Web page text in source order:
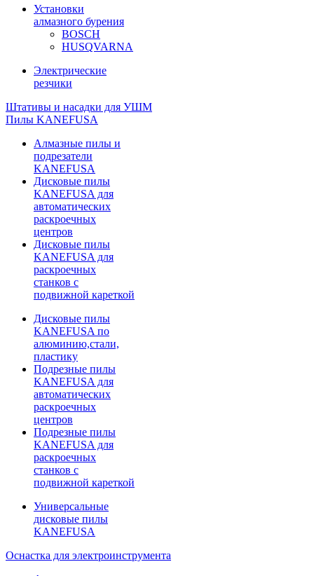
Установки
алмазного бурения
BOSCH
HUSQVARNA
Электрические
резчики
Штативы и насадки для УШМ
Пилы KANEFUSA
Алмазные пилы и
подрезатели
KANEFUSA
Дисковые пилы
KANEFUSA для
автоматических
раскроечных
центров
Дисковые пилы
KANEFUSA для
раскроечных
станков с
подвижной кареткой
Дисковые пилы
KANEFUSA по
алюминию,стали,
пластику
Подрезные пилы
KANEFUSA для
автоматических
раскроечных
центров
Подрезные пилы
KANEFUSA для
раскроечных
станков с
подвижной кареткой
Универсальные
дисковые пилы
KANEFUSA
Оснастка для электроинструмента